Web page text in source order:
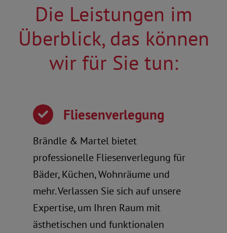
Die Leistungen im
Überblick, das können
wir für Sie tun:
Fliesenverlegung
Brändle & Martel bietet
professionelle Fliesenverlegung für
Bäder, Küchen, Wohnräume und
mehr. Verlassen Sie sich auf unsere
Expertise, um Ihren Raum mit
ästhetischen und funktionalen